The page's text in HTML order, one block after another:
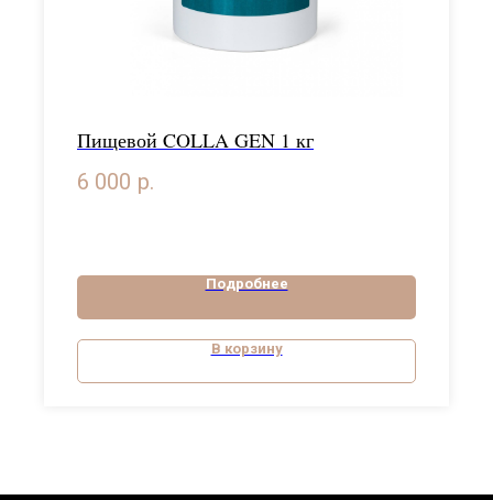
Пищевой COLLA GEN 1 кг
6 000 р.
Подробнее
В корзину